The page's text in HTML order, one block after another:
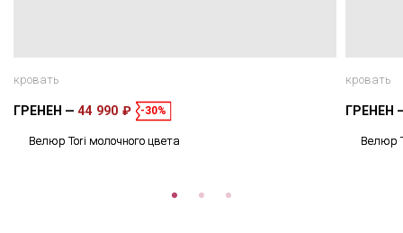
кровать
ГРЕНЕН 44 990 ₽ -30%
Велюр Tori молочного цвета
кровать
ГРЕНЕН
Велюр